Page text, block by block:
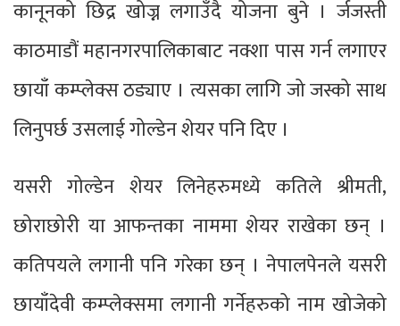
कानूनको छिद्र खोज्न लगाउँदै योजना बुने । र्जजस्ती
काठमाडौं महानगरपालिकाबाट नक्शा पास गर्न लगाएर
छायाँ कम्प्लेक्स ठड्याए । त्यसका लागि जो जस्को साथ
लिनुपर्छ उसलाई गोल्डेन शेयर पनि दिए ।
यसरी गोल्डेन शेयर लिनेहरुमध्ये कतिले श्रीमती,
छोराछोरी या आफन्तका नाममा शेयर राखेका छन् ।
कतिपयले लगानी पनि गरेका छन् । नेपालपेनले यसरी
छायाँदेवी कम्प्लेक्समा लगानी गर्नेहरुको नाम खोजेको